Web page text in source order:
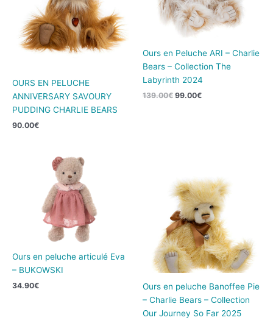
OURS EN PELUCHE
ANNIVERSARY SAVOURY
PUDDING CHARLIE BEARS
90.00€
Ours en Peluche ARI – Charlie
Bears – Collection The
Labyrinth 2024
139.00€ 99.00€
Ours en peluche articulé Eva
– BUKOWSKI
34.90€
Ours en peluche Banoffee Pie
– Charlie Bears – Collection
Our Journey So Far 2025